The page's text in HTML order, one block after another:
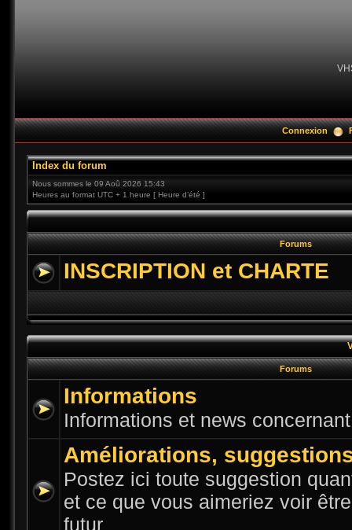
Connexion
Index du forum
Nous sommes le 09 Aoû 2026 15:43
Heures au format UTC + 1 heure [ Heure d’été ]
Forums
INSCRIPTION et CHARTE
Forums
Informations
Informations et news
Améliorations,
Postez ici toute suggestion
et ce que vous aimeriez voir
futur